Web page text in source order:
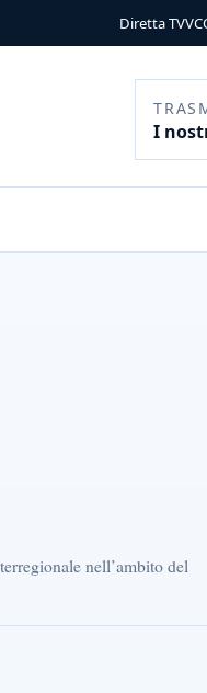
Diretta TV
I
nell’ambito del